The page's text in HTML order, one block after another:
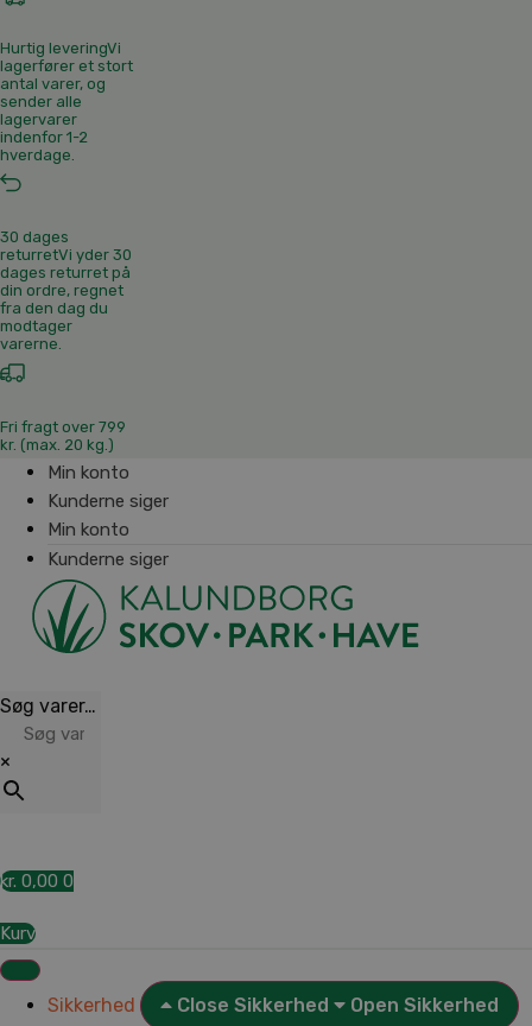
Hurtig leveringVi
lagerfører et stort
antal varer, og
sender alle
lagervarer
indenfor 1-2
hverdage.
30 dages
returretVi yder 30
dages returret på
din ordre, regnet
fra den dag du
modtager
varerne.
Fri fragt over 799
kr. (max. 20 kg.)
Min konto
Kunderne siger
Min konto
Kunderne siger
Søg varer…
×
kr. 0,00 0
Kurv
Sikkerhed Close Sikkerhed Open Sikkerhed